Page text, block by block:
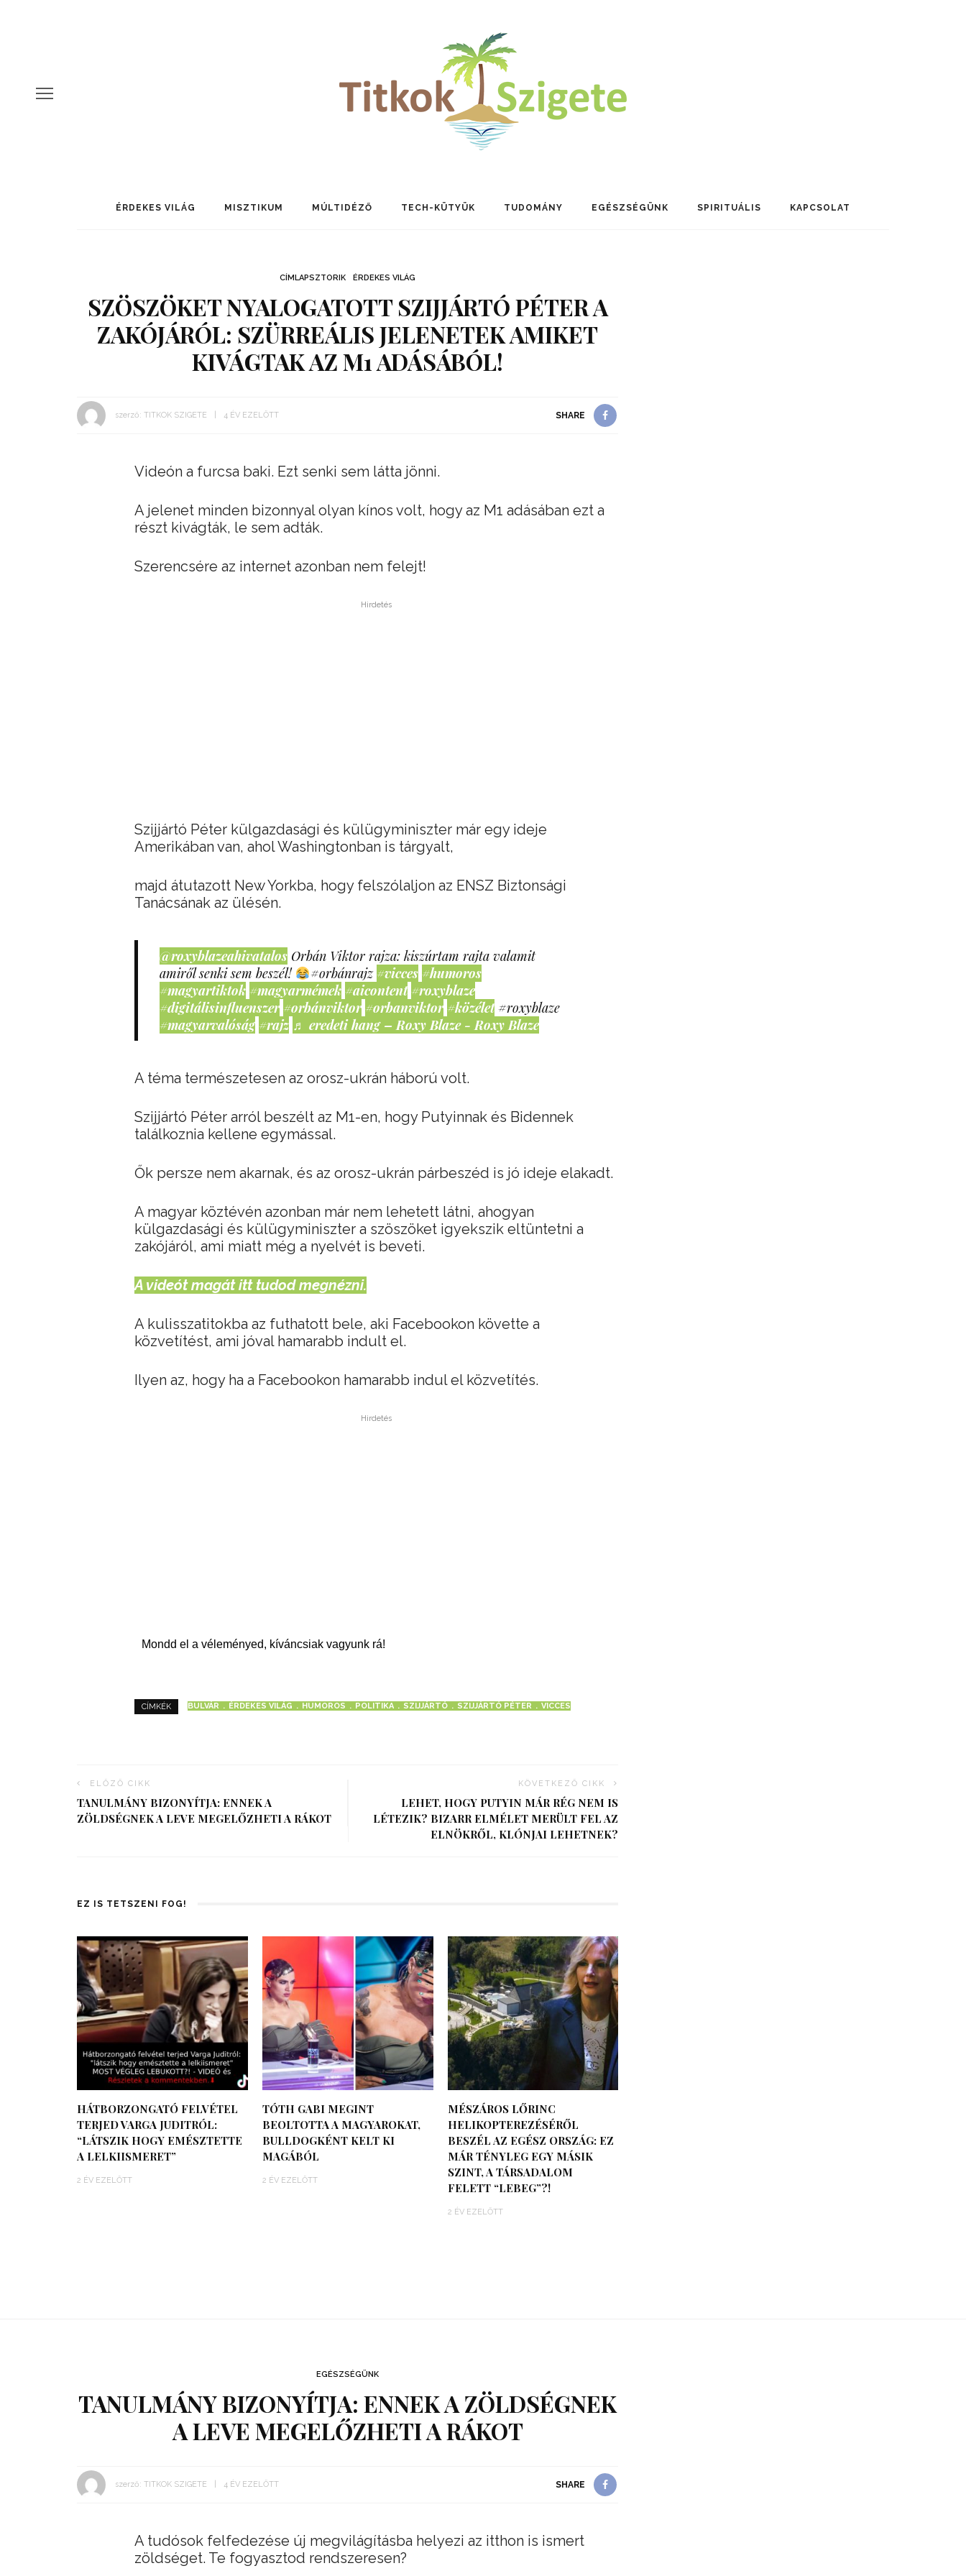
ÉRDEKES VILÁG MISZTIKUM MÚLTIDÉZŐ TECH-KÜTYÜK TUDOMÁNY EGÉSZSÉGÜNK SPIRITUÁLIS KAPCSOLAT
CÍMLAPSZTORIK ÉRDEKES VILÁG
SZÖSZÖKET NYALOGATOTT SZIJJÁRTÓ PÉTER A
ZAKÓJÁRÓL: SZÜRREÁLIS JELENETEK AMIKET
KIVÁGTAK AZ M1 ADÁSÁBÓL!
szerző: TITKOK SZIGETE 4 ÉV EZELŐTT SHARE
Videón a furcsa baki. Ezt senki sem látta jönni.
A jelenet minden bizonnyal olyan kínos volt, hogy az M1 adásában ezt a
részt kivágták, le sem adták.
Szerencsére az internet azonban nem felejt!
Hirdetés
Szijjártó Péter külgazdasági és külügyminiszter már egy ideje
Amerikában van, ahol Washingtonban is tárgyalt,
majd átutazott New Yorkba, hogy felszólaljon az ENSZ Biztonsági
Tanácsának az ülésén.
@roxyblazeahivatalos Orbán Viktor rajza: kiszúrtam rajta valamit
amiről senki sem beszél!
#orbánrajz #vicces #humoros
#magyartiktok #magyarmémek #aicontent #roxyblaze
#digitálisinfluenszer #orbánviktor #orbanviktor #közélet #roxyblaze
#magyarvalóság #rajz ♬ eredeti hang – Roxy Blaze - Roxy Blaze
A téma természetesen az orosz-ukrán háború volt.
Szijjártó Péter arról beszélt az M1-en, hogy Putyinnak és Bidennek
találkoznia kellene egymással.
Ők persze nem akarnak, és az orosz-ukrán párbeszéd is jó ideje elakadt.
A magyar köztévén azonban már nem lehetett látni, ahogyan
külgazdasági és külügyminiszter a szöszöket igyekszik eltüntetni a
zakójáról, ami miatt még a nyelvét is beveti.
A videót magát itt tudod megnézni.
A kulisszatitokba az futhatott bele, aki Facebookon követte a
közvetítést, ami jóval hamarabb indult el.
Ilyen az, hogy ha a Facebookon hamarabb indul el közvetítés.
Hirdetés
Mondd el a véleményed, kíváncsiak vagyunk rá!
CÍMKÉK BULVÁR ÉRDEKES VILÁG HUMOROS POLITIKA SZIJJÁRTÓ SZIJJÁRTÓ PÉTER VICCES
ELŐZŐ CIKK
TANULMÁNY BIZONYÍTJA: ENNEK A
ZÖLDSÉGNEK A LEVE MEGELŐZHETI A RÁKOT
KÖVETKEZŐ CIKK
LEHET, HOGY PUTYIN MÁR RÉG NEM IS
LÉTEZIK? BIZARR ELMÉLET MERÜLT FEL AZ
ELNÖKRŐL, KLÓNJAI LEHETNEK?
EZ IS TETSZENI FOG!
HÁTBORZONGATÓ FELVÉTEL
TERJED VARGA JUDITRÓL:
“LÁTSZIK HOGY EMÉSZTETTE
A LELKIISMERET”
2 ÉV EZELŐTT
TÓTH GABI MEGINT
BEOLTOTTA A MAGYAROKAT,
BULLDOGKÉNT KELT KI
MAGÁBÓL
2 ÉV EZELŐTT
MÉSZÁROS LŐRINC
HELIKOPTEREZÉSÉRŐL
BESZÉL AZ EGÉSZ ORSZÁG: EZ
MÁR TÉNYLEG EGY MÁSIK
SZINT, A TÁRSADALOM
FELETT “LEBEG”?!
2 ÉV EZELŐTT
EGÉSZSÉGÜNK
TANULMÁNY BIZONYÍTJA: ENNEK A ZÖLDSÉGNEK
A LEVE MEGELŐZHETI A RÁKOT
szerző: TITKOK SZIGETE 4 ÉV EZELŐTT SHARE
A tudósok felfedezése új megvilágításba helyezi az itthon is ismert
zöldséget. Te fogyasztod rendszeresen?